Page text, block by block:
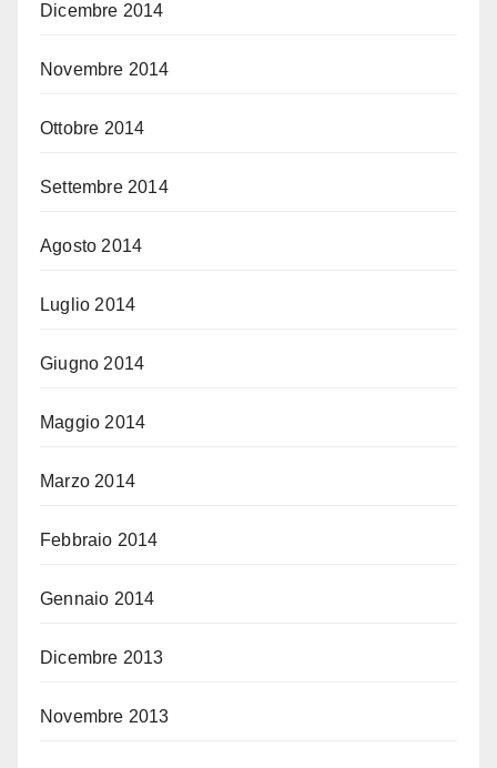
Dicembre 2014
Novembre 2014
Ottobre 2014
Settembre 2014
Agosto 2014
Luglio 2014
Giugno 2014
Maggio 2014
Marzo 2014
Febbraio 2014
Gennaio 2014
Dicembre 2013
Novembre 2013